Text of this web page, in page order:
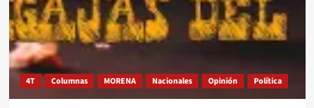
4T Columnas MORENA Nacionales Opinión Política